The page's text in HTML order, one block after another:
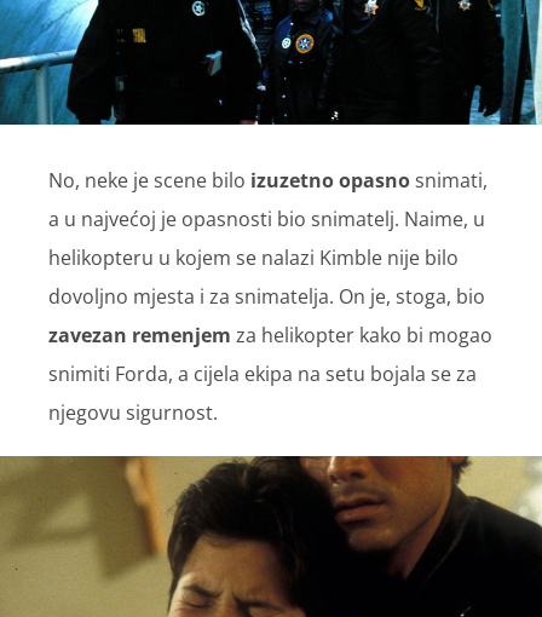
No, neke je scene bilo izuzetno opasnosnimati,
a u najvećoj je opasnosti bio snimatelj. Naime, u
helikopteru u kojem se nalazi Kimble nije bilo
dovoljno mjesta i za snimatelja. On je, stoga, bio
zavezan remenjem za helikopter kako bi mogao
snimiti Forda, a cijela ekipa na setu bojala se za
njegovu sigurnost.